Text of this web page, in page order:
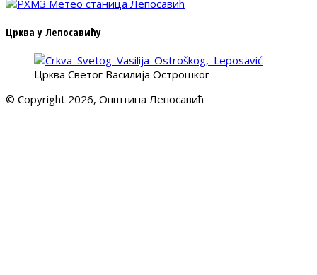
Црква у Лепосавићу
Црква Светог Василија Острошког
© Copyright 2026, Општина Лепосавић